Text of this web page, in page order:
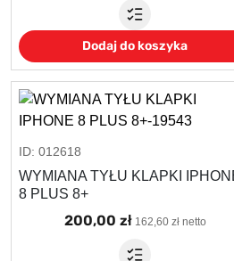
Dodaj do koszyka
ID: 012618
WYMIANA TYŁU KLAPKI
8 PLUS 8+
200,00 zł 162,60 zł netto